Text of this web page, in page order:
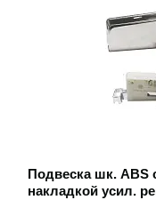
Подвеска шк.
накладкой усил.